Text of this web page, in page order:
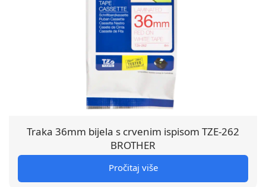
Traka 36mm bijela s crvenim ispisom TZE-262
BROTHER
Pročitaj više